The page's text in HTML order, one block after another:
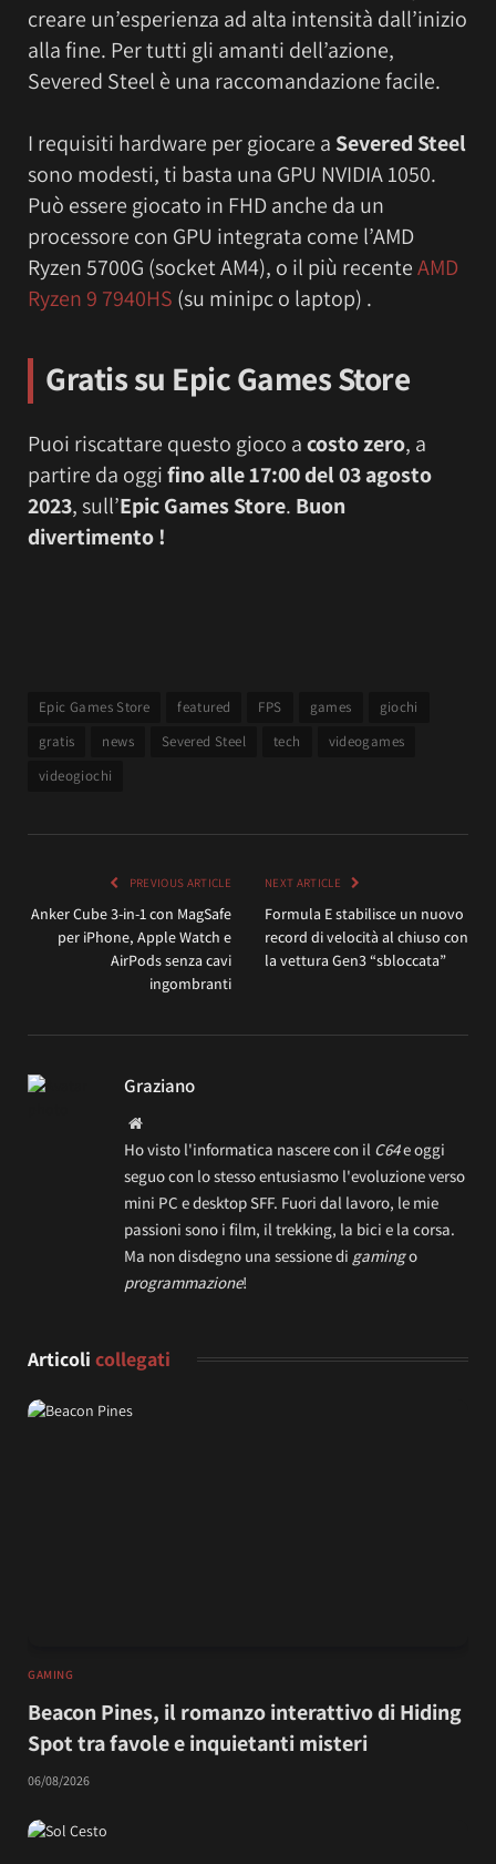
creare un’esperienza ad alta intensità dall’inizio
alla fine. Per tutti gli amanti dell’azione,
Severed Steel è una raccomandazione facile.
I requisiti hardware per giocare a Severed Steel
sono modesti, ti basta una GPU NVIDIA 1050.
Può essere giocato in FHD anche da un
processore con GPU integrata come l’AMD
Ryzen 5700G (socket AM4), o il più recenteAMD
Ryzen 9 7940HS (su minipc o laptop) .
Gratis su Epic Games Store
Puoi riscattare questo gioco acosto zero, a
partire da oggifino alle 17:00 del 03 agosto
2023, sull’Epic Games Store. Buon
divertimento !
Epic Games Store featured FPS games
giochi
gratis
news Severed Steel tech
videogames
videogiochi
PREVIOUS ARTICLE
Anker Cube 3-in-1 con MagSafe
per iPhone, Apple Watch e
AirPods senza cavi
ingombranti
NEXT ARTICLE
Formula E stabilisce un nuovo
record di velocità al chiuso con
la vettura Gen3 “sbloccata”
Graziano
Website
Ho visto l'informatica nascere con il C64e oggi
seguo con lo stesso entusiasmo l'evoluzione verso
mini PC e desktop SFF. Fuori dal lavoro, le mie
passioni sono i film, il trekking, la bici e la corsa.
Ma non disdegno una sessione di gamingo
programmazione!
Articoli collegati
GAMING
Beacon Pines, il romanzo interattivo di Hiding
Spot tra favole e inquietanti misteri
06/08/2026